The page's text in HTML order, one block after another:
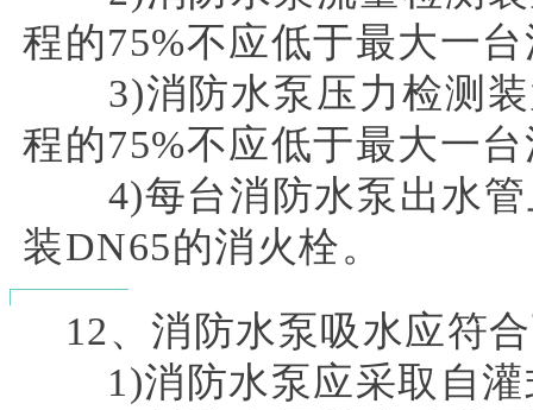
程的75%不应低于最大一
3)消防水泵压力检测装
程的75%不应低于最大一
4)每台消防水泵出水管
装DN65的消火栓。
12、消防水泵吸水应符
1)消防水泵应采取自灌